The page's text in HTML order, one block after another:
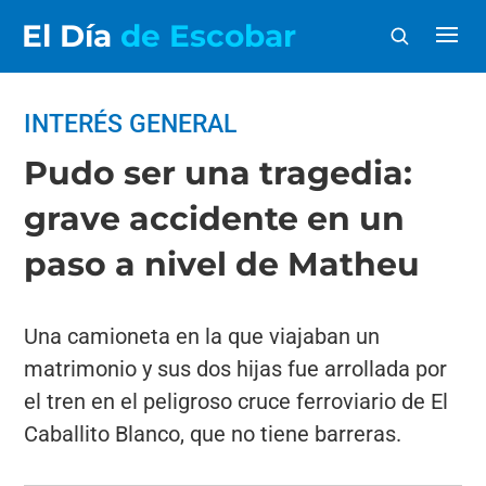
El Día de Escobar
INTERÉS GENERAL
Pudo ser una tragedia:
grave accidente en un
paso a nivel de Matheu
Una camioneta en la que viajaban un
matrimonio y sus dos hijas fue arrollada por
el tren en el peligroso cruce ferroviario de El
Caballito Blanco, que no tiene barreras.